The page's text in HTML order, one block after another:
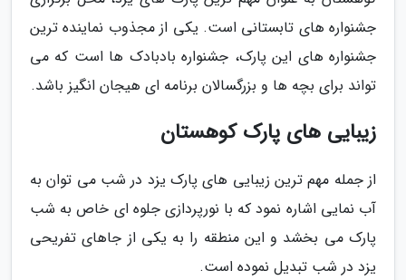
جشنواره های تابستانی است. یکی از مجذوب نماینده ترین
جشنواره های این پارک، جشنواره بادبادک ها است که می
تواند برای بچه ها و بزرگسالان برنامه ای هیجان انگیز باشد.
زیبایی های پارک کوهستان
از جمله مهم ترین زیبایی های پارک یزد در شب می توان به
آب نمایی اشاره نمود که با نورپردازی جلوه ای خاص به شب
پارک می بخشد و این منطقه را به یکی از جاهای تفریحی
یزد در شب تبدیل نموده است.